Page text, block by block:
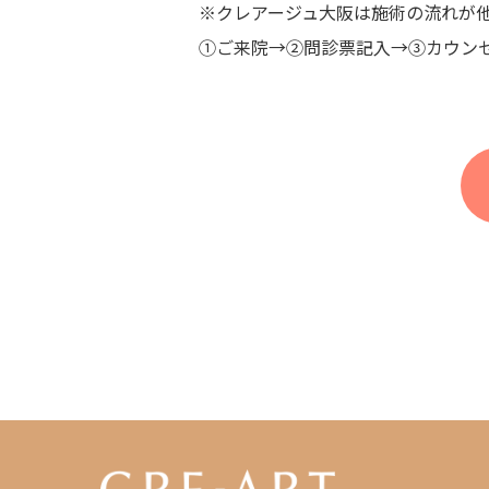
※クレアージュ大阪は施術の流れが
①ご来院→②問診票記入→③カウ